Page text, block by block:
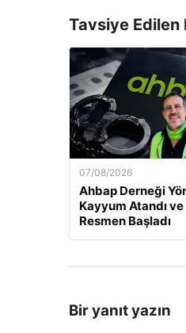
Tavsiye Edilen
07/08/2026
Ahbap Derneği
Kayyum Atandı
Resmen Başladı
Bir yanıt yazın